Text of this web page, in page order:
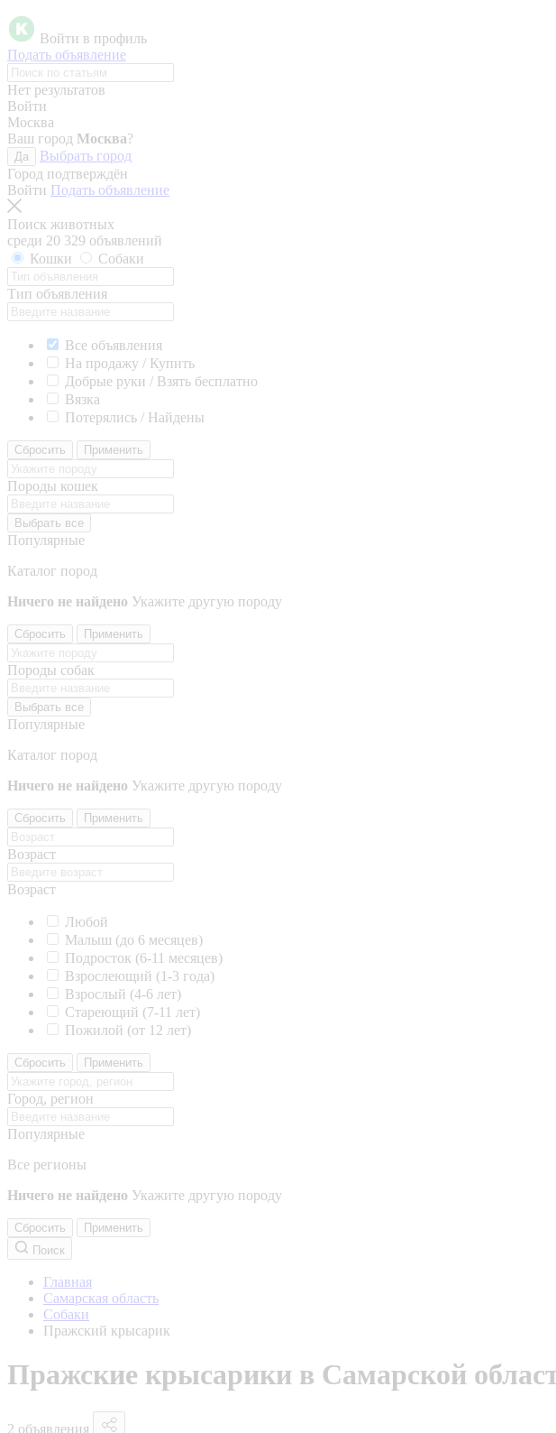
Войти в профиль
Подать объявление
Нет результатов
Войти
Москва
Ваш город Москва?
Да
Выбрать город
Город подтверждён
Войти Подать объявление
Поиск животных
среди 20 329 объявлений
Кошки
Собаки
Тип объявления
Все объявления
На продажу / Купить
Добрые руки / Взять бесплатно
Вязка
Потерялись / Найдены
Сбросить Применить
Породы кошек
Выбрать все
Популярные
Каталог пород
Ничего не найдено Укажите другую породу
Сбросить Применить
Породы собак
Выбрать все
Популярные
Каталог пород
Ничего не найдено Укажите другую породу
Сбросить Применить
Возраст
Возраст
Любой
Малыш (до 6 месяцев)
Подросток (6-11 месяцев)
Взрослеющий (1-3 года)
Взрослый (4-6 лет)
Стареющий (7-11 лет)
Пожилой (от 12 лет)
Сбросить Применить
Город, регион
Популярные
Все регионы
Ничего не найдено Укажите другую породу
Сбросить
Применить
Поиск
Главная
Самарская область
Собаки
Пражский крысарик
Пражские крысарики в Самарской
2 объявления